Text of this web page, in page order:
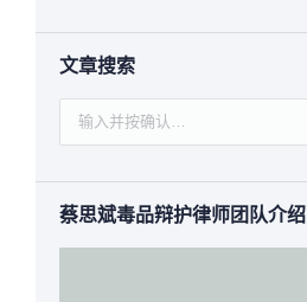
文章搜索
蔡思斌毒品辩护律师团队介绍